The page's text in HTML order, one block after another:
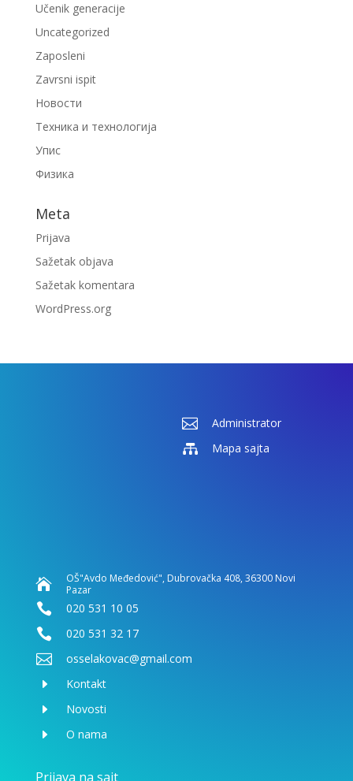
Učenik generacije
Uncategorized
Zaposleni
Zavrsni ispit
Новости
Техника и технологија
Упис
Физика
Meta
Prijava
Sažetak objava
Sažetak komentara
WordPress.org
 Administrator
 Mapa sajta

OŠ"Avdo Međedović", Dubrovačka 408, 36300 Novi
Pazar
 020 531 10 05
 020 531 32 17
 osselakovac@gmail.com
E Kontakt
E Novosti
E O nama
Prijava na sajt